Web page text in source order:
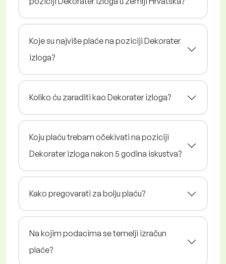
Koje su najviše plaće na poziciji Dekorater
izloga?
Koliko ću zaraditi kao Dekorater izloga?
Koju plaću trebam očekivati na poziciji
Dekorater izloga nakon 5 godina iskustva?
Kako pregovarati za bolju plaću?
Na kojim podacima se temelji izračun
plaće?